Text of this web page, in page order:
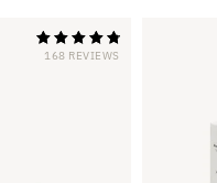
168 REVIEWS
Beoordeeld